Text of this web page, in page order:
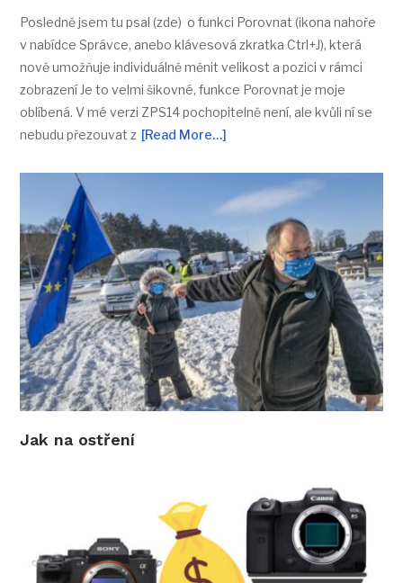
Posledně jsem tu psal (zde) o funkci Porovnat (ikona nahoře
v nabídce Správce, anebo klávesová zkratka Ctrl+J), která
nově umožňuje individuálně měnit velikost a pozici v rámci
zobrazení Je to velmi šikovné, funkce Porovnat je moje
oblíbená. V mé verzi ZPS14 pochopitelně není, ale kvůli ní se
nebudu přezouvat z [Read More…]
Jak na ostření